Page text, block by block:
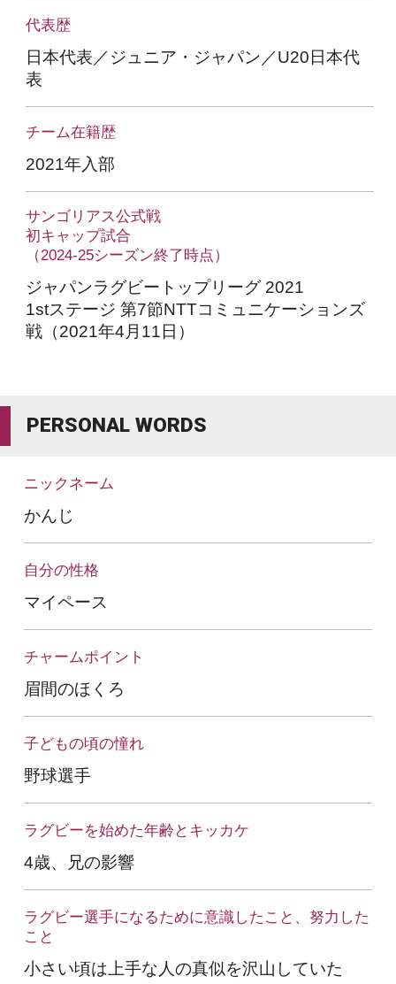
代表歴
日本代表／ジュニア・ジャパン／U20日本代
表
チーム在籍歴
2021年入部
サンゴリアス公式戦
初キャップ試合
（2024-25シーズン終了時点）
ジャパンラグビートップリーグ 2021
1stステージ 第7節NTTコミュニケーションズ
戦（2021年4月11日）
PERSONAL WORDS
ニックネーム
かんじ
自分の性格
マイペース
チャームポイント
眉間のほくろ
子どもの頃の憧れ
野球選手
ラグビーを始めた年齢とキッカケ
4歳、兄の影響
ラグビー選手になるために意識したこと、努力した
こと
小さい頃は上手な人の真似を沢山していた